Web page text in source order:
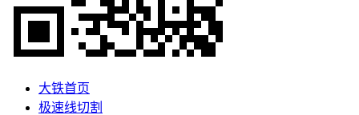
大铁首页
极速线切割